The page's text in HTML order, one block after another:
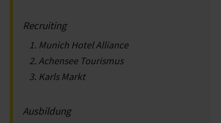
Recruiting
Munich Hotel Alliance
Achensee Tourismus
Karls Markt
Ausbildung